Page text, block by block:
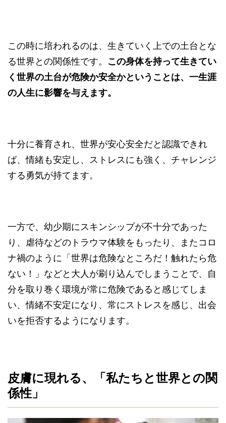
この時に培われるのは、生きていく上での土台とな
る世界との関係性です。 この身体を持って生きてい
く世界の土台が危険か安全かということは、一生涯
の人生に影響を与えます。
十分に養育され、世界が安心安全だと認識できれ
ば、情緒も安定し、ストレスにも強く、チャレンジ
する勇気が持てます。
一方で、幼少期にスキンシップが不十分であった
り、虐待などのトラウマ体験をもったり、またコロ
ナ禍のように「世界は危険なところだ！触れたら危
ない！」などと大人が刷り込んでしまうことで、自
分を取り巻く環境が常に危険であると感じてしま
い、情緒不安定になり、常にストレスを感じ、出会
いを拒否するようになります。
皮膚に現れる、「私たちと世界との関
係性」